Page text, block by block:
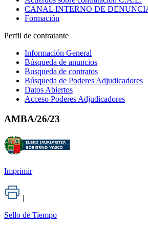
CANAL INTERNO DE
Formación
Perfil de contratante
Información General
Búsqueda de anuncios
Busqueda de contratos
Búsqueda de Poderes Adjudicadores
Datos Abiertos
Acceso Poderes Adjudicadores
AMBA/26/23
Imprimir
|
Sello de Tiempo